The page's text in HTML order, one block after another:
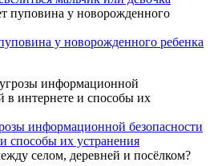
у новорожденного ребенка
информационной безопасности
способы их устранения